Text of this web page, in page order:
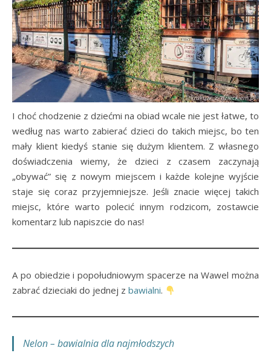
I choć chodzenie z dziećmi na obiad wcale nie jest łatwe, to
według nas warto zabierać dzieci do takich miejsc, bo ten
mały klient kiedyś stanie się dużym klientem. Z własnego
doświadczenia wiemy, że dzieci z czasem zaczynają
„obywać” się z nowym miejscem i każde kolejne wyjście
staje się coraz przyjemniejsze. Jeśli znacie więcej takich
miejsc, które warto polecić innym rodzicom, zostawcie
komentarz lub napiszcie do nas!
A po obiedzie i popołudniowym spacerze na Wawel można
zabrać dzieciaki do jednej z bawialni.
Nelon – bawialnia dla najmłodszych